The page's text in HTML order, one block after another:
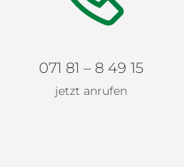
071 81 – 8 49 15
jetzt anrufen